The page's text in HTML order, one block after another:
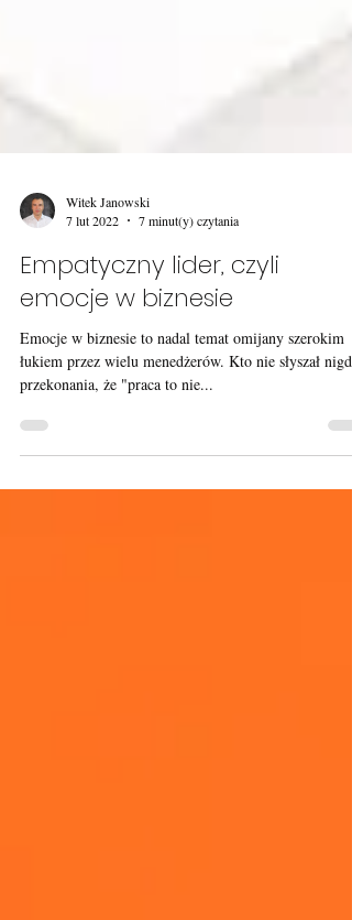
7 lut 2022
7 minut(y) czytania
Empatyczny lider, czyli
emocje w biznesie
Emocje w biznesie to nadal temat omijany szerokim
przekonania, że "praca to nie...